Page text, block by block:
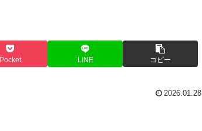
Pocket LINE コピー
2026.01.28